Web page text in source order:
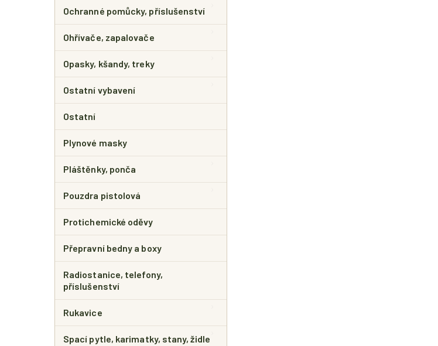
Ochranné pomůcky, příslušenství
Ohřívače, zapalovače
Opasky, kšandy, treky
Ostatní vybavení
Ostatní
Plynové masky
Pláštěnky, ponča
Pouzdra pistolová
Protichemické oděvy
Přepravní bedny a boxy
Radiostanice, telefony,
příslušenství
Rukavice
Spací pytle, karimatky, stany, židle